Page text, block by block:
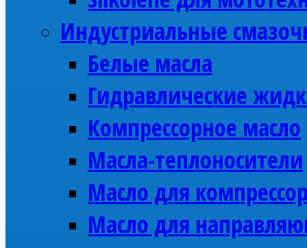
Индустриальные
Белые масла
Гидравлические
Компрессорное масло
Масла-теплоносители
Масло для
Масло для